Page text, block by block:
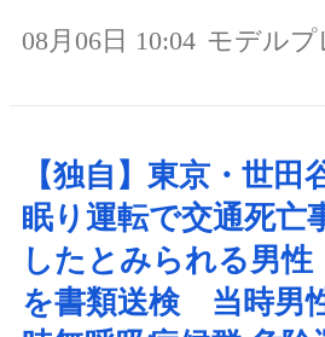
08月06日 10:04 モデルプ
【独自】東京・世田
眠り運転で交通死亡
したとみられる男性
を書類送検 当時男